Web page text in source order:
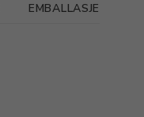
EMBALLASJE